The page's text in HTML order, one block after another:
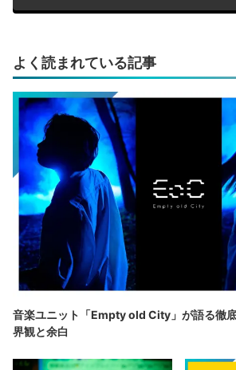
よく読まれている記事
音楽ユニット「Empty old City」が語る徹
界観と余白